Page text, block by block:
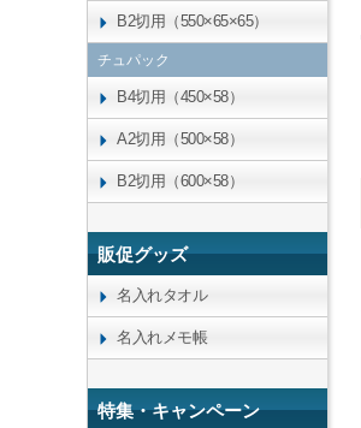
B2切用（550×65×65）
チュパック
B4切用（450×58）
A2切用（500×58）
B2切用（600×58）
販促グッズ
名入れタオル
名入れメモ帳
特集・キャンペーン